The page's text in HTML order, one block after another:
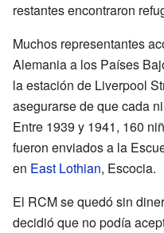
restantes encontraron
Muchos representantes
Alemania a los Países
la estación de Liverpool
asegurarse de que cada
Entre 1939 y 1941, 160
fueron enviados a la
en East Lothian, Escocia.
El RCM se quedó sin
decidió que no podía